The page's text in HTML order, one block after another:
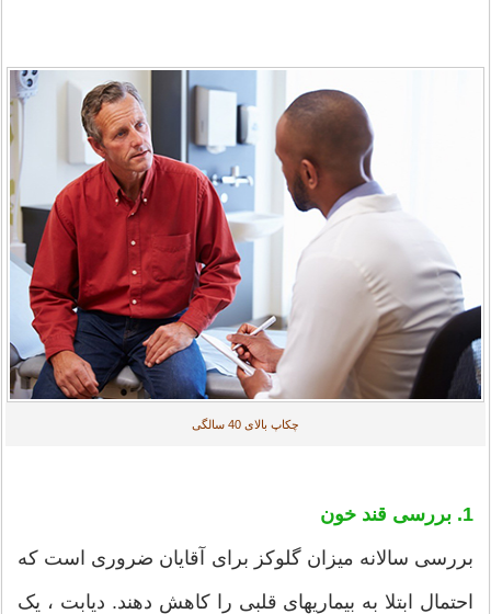
چکاپ بالای 40 سالگی
1. بررسی قند خون
بررسی سالانه میزان گلوکز برای آقایان ضروری است که
احتمال ابتلا به بیماریهای قلبی را کاهش دهند. دیابت ، یک